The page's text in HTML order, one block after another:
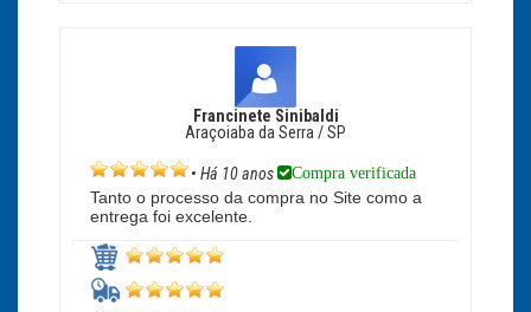
Francinete Sinibaldi
Araçoiaba da Serra / SP
• Há 10 anos Compra verificada
Tanto o processo da compra no Site como a
entrega foi excelente.